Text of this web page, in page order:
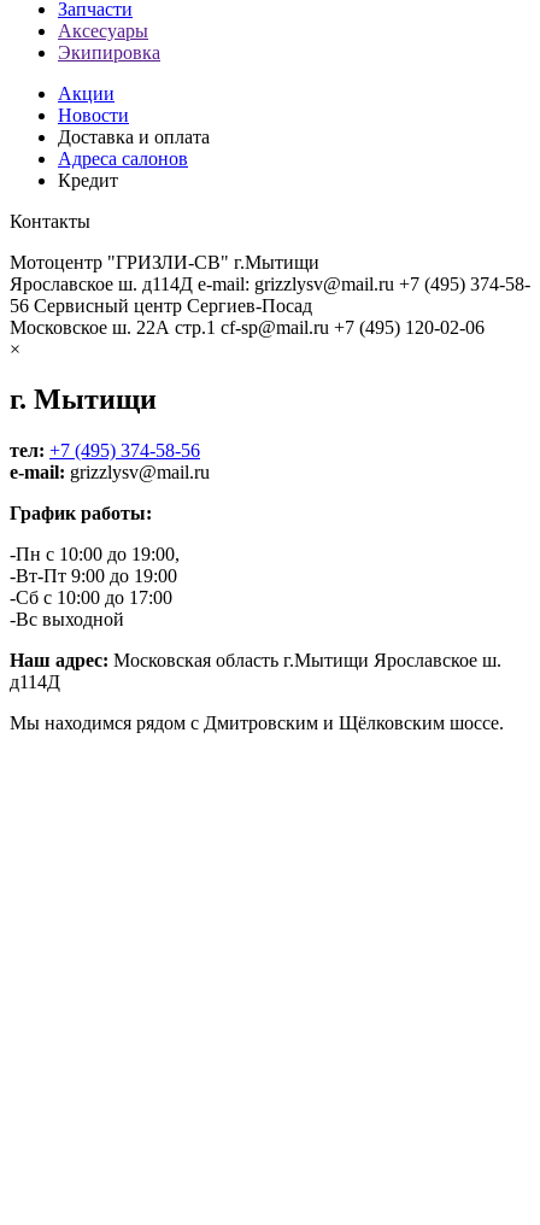
Запчасти
Аксесуары
Экипировка
Акции
Новости
Доставка и оплата
Адреса салонов
Кредит
Контакты
Мотоцентр "ГРИЗЛИ-СВ" г.Мытищи
Ярославское ш. д114Д e-mail: grizzlysv@mail.ru +7 (495) 374-58-
56 Сервисный центр Сергиев-Посад
Московское ш. 22А стр.1 cf-sp@mail.ru +7 (495) 120-02-06
×
г. Мытищи
тел: +7 (495) 374-58-56
e-mail: grizzlysv@mail.ru
График работы:
-Пн с 10:00 до 19:00,
-Вт-Пт 9:00 до 19:00
-Сб с 10:00 до 17:00
-Вс выходной
Наш адрес: Московская область г.Мытищи Ярославское ш.
д114Д
Мы находимся рядом с Дмитровским и Щёлковским шоссе.